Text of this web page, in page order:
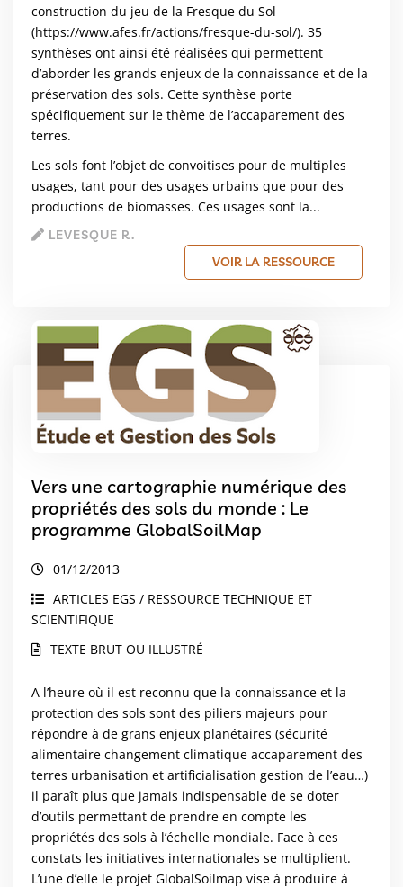
construction du jeu de la Fresque du Sol
(https://www.afes.fr/actions/fresque-du-sol/). 35
synthèses ont ainsi été réalisées qui permettent
d’aborder les grands enjeux de la connaissance et de la
préservation des sols. Cette synthèse porte
spécifiquement sur le thème de l’accaparement des
terres.
Les sols font l’objet de convoitises pour de multiples
usages, tant pour des usages urbains que pour des
productions de biomasses. Ces usages sont la...
LEVESQUE R.
VOIR LA RESSOURCE
Vers une cartographie numérique des
propriétés des sols du monde : Le
programme GlobalSoilMap
01/12/2013
ARTICLES EGS / RESSOURCE TECHNIQUE ET
SCIENTIFIQUE
TEXTE BRUT OU ILLUSTRÉ
A l’heure où il est reconnu que la connaissance et la
protection des sols sont des piliers majeurs pour
répondre à de grans enjeux planétaires (sécurité
alimentaire changement climatique accaparement des
terres urbanisation et artificialisation gestion de l’eau…)
il paraît plus que jamais indispensable de se doter
d’outils permettant de prendre en compte les
propriétés des sols à l’échelle mondiale. Face à ces
constats les initiatives internationales se multiplient.
L’une d’elle le projet GlobalSoilmap vise à produire à